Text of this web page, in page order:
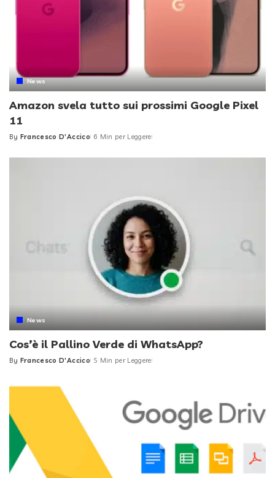
News
Amazon svela tutto sui prossimi Google Pixel
11
Posted
By Francesco D'Accico 6 Min per Leggere
News
Cos’è il Pallino Verde di WhatsApp?
Posted
By Francesco D'Accico 5 Min per Leggere